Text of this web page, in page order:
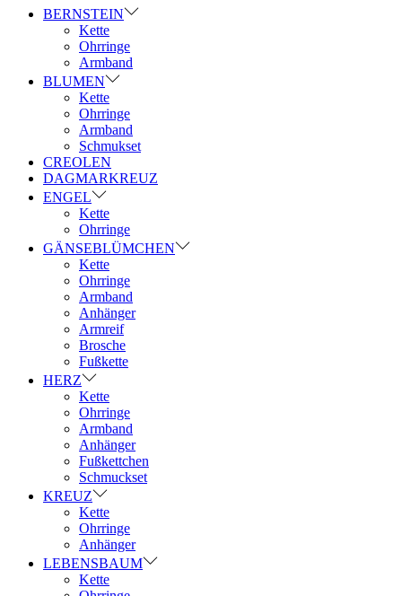
BERNSTEIN
Kette
Ohrringe
Armband
BLUMEN
Kette
Ohrringe
Armband
Schmukset
CREOLEN
DAGMARKREUZ
ENGEL
Kette
Ohrringe
GÄNSEBLÜMCHEN
Kette
Ohrringe
Armband
Anhänger
Armreif
Brosche
Fußkette
HERZ
Kette
Ohrringe
Armband
Anhänger
Fußkettchen
Schmuckset
KREUZ
Kette
Ohrringe
Anhänger
LEBENSBAUM
Kette